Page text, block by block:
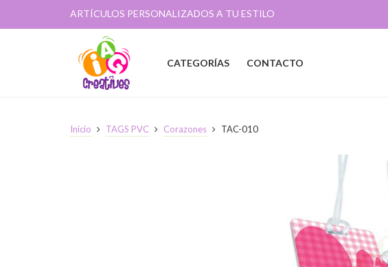
ARTÍCULOS PERSONALIZADOS A TU ESTILO
CATEGORÍAS CONTACTO
Inicio TAGS PVC Corazones TAC-010